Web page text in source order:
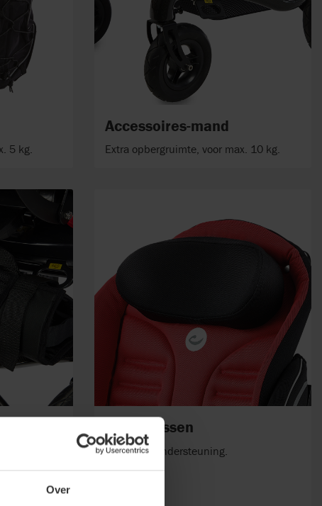
Over
5 kg.
Accessoires-mand
Extra opbergruimte, voor max. 10 kg.
Hoofdkussen
Voor extra ondersteuning.